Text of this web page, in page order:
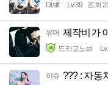
Disifi Lv.39 조회
유머 제작비가
드라고노브
이슈 ??? : 자동